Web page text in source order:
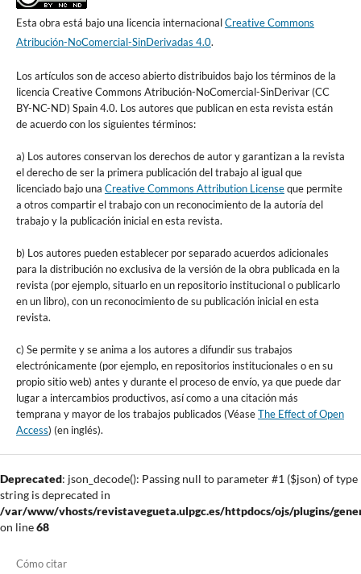
Esta obra está bajo una licencia internacionalCreative Commons
Atribución-NoComercial-SinDerivadas 4.0.
Los artículos son de acceso abierto distribuidos bajo los términos de la
licencia Creative Commons Atribución-NoComercial-SinDerivar (CC
BY-NC-ND) Spain 4.0. Los autores que publican en esta revista están
de acuerdo con los siguientes términos:
a) Los autores conservan los derechos de autor y garantizan a la revista
el derecho de ser la primera publicación del trabajo al igual que
licenciado bajo una Creative Commons Attribution Licenseque permite
a otros compartir el trabajo con un reconocimiento de la autoría del
trabajo y la publicación inicial en esta revista.
b) Los autores pueden establecer por separado acuerdos adicionales
para la distribución no exclusiva de la versión de la obra publicada en la
revista (por ejemplo, situarlo en un repositorio institucional o publicarlo
en un libro), con un reconocimiento de su publicación inicial en esta
revista.
c) Se permite y se anima a los autores a difundir sus trabajos
electrónicamente (por ejemplo, en repositorios institucionales o en su
propio sitio web) antes y durante el proceso de envío, ya que puede dar
lugar a intercambios productivos, así como a una citación más
temprana y mayor de los trabajos publicados (VéaseThe Effect of Open
Access) (en inglés).
Deprecated: json_decode(): Passing null to parameter #1 ($json) of type
string is deprecated in
/var/www/vhosts/revistavegueta.ulpgc.es/httpdocs/ojs/plugins/
on line68
Cómo citar